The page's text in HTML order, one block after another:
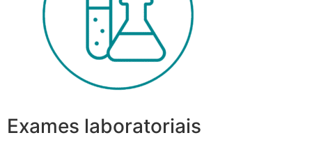
Exames laboratoriais